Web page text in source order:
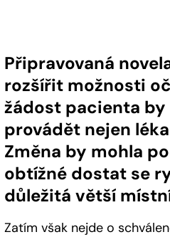
Připravovaná
rozšířit možnosti
žádost pacienta
provádět nejen
Změna by mohla
obtížné dostat se
důležitá větší
Zatím však nejde o